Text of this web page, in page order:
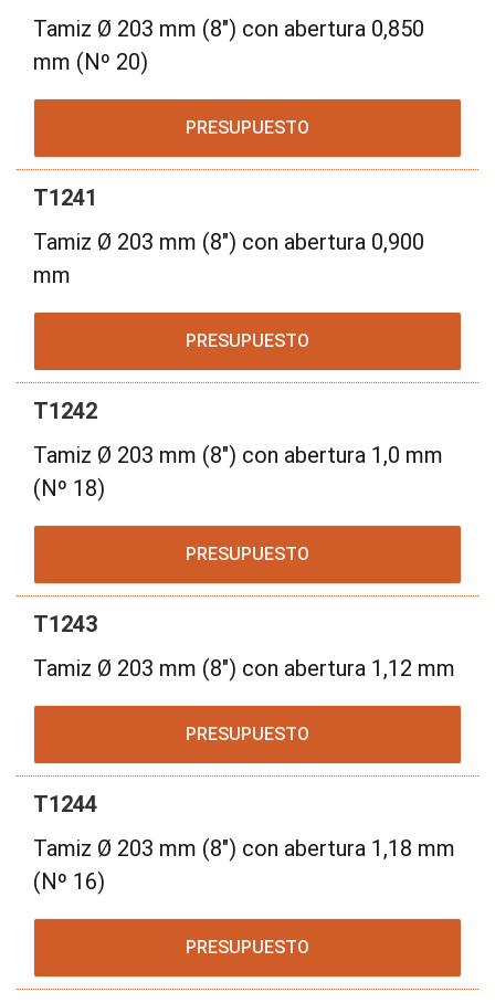
Tamiz Ø 203 mm (8") con abertura 0,850
mm (Nº 20)
PRESUPUESTO
T1241
Tamiz Ø 203 mm (8") con abertura 0,900
mm
PRESUPUESTO
T1242
Tamiz Ø 203 mm (8") con abertura 1,0 mm
(Nº 18)
PRESUPUESTO
T1243
Tamiz Ø 203 mm (8") con abertura 1,12 mm
PRESUPUESTO
T1244
Tamiz Ø 203 mm (8") con abertura 1,18 mm
(Nº 16)
PRESUPUESTO